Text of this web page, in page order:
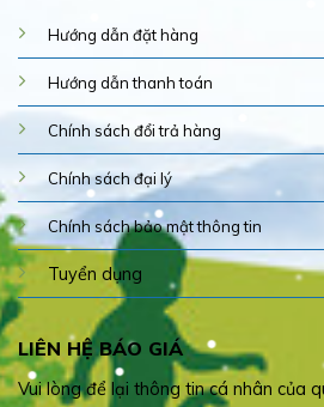
Hướng dẫn đặt hàng
Hướng dẫn thanh toán
Chính sách đổi trả hàng
Chính sách đại lý
Chính sách bảo mật thông tin
Tuyển dụng
LIÊN HỆ BÁO GIÁ
Vui lòng để lại thông tin cá nhân của